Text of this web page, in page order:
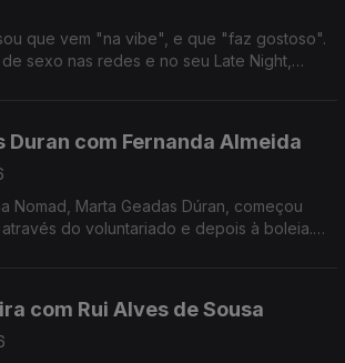
que vem "na vibe", e que "faz gostoso".
sexo nas redes e no seu Late Night,
Duran com Fernanda Almeida
Nomad, Marta Geadas Dúran, começou
do voluntariado e depois à boleia.
com Rui Alves de Sousa